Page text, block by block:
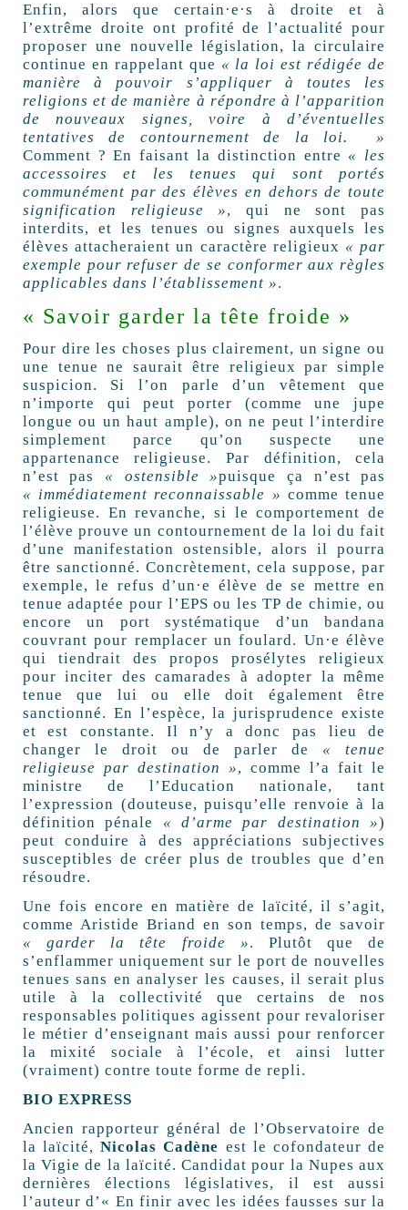
Enfin, alors que certain·e·s à droite et à
l’extrême droite ont profité de l’actualité pour
proposer une nouvelle législation, la circulaire
continue en rappelant que « la loi est rédigée de
manière à pouvoir s’appliquer à toutes les
religions et de manière à répondre à l’apparition
de nouveaux signes, voire à d’éventuelles
tentatives de contournement de la loi. »
Comment ? En faisant la distinction entre « les
accessoires et les tenues qui sont portés
communément par des élèves en dehors de toute
signification religieuse », qui ne sont pas
interdits, et les tenues ou signes auxquels les
élèves attacheraient un caractère religieux « par
exemple pour refuser de se conformer aux règles
applicables dans l’établissement ».
« Savoir garder la tête froide »
Pour dire les choses plus clairement, un signe ou
une tenue ne saurait être religieux par simple
suspicion. Si l’on parle d’un vêtement que
n’importe qui peut porter (comme une jupe
longue ou un haut ample), on ne peut l’interdire
simplement parce qu’on suspecte une
appartenance religieuse. Par définition, cela
n’est pas « ostensible »puisque ça n’est pas
« immédiatement reconnaissable » comme tenue
religieuse. En revanche, si le comportement de
l’élève prouve un contournement de la loi du fait
d’une manifestation ostensible, alors il pourra
être sanctionné. Concrètement, cela suppose, par
exemple, le refus d’un·e élève de se mettre en
tenue adaptée pour l’EPS ou les TP de chimie, ou
encore un port systématique d’un bandana
couvrant pour remplacer un foulard. Un·e élève
qui tiendrait des propos prosélytes religieux
pour inciter des camarades à adopter la même
tenue que lui ou elle doit également être
sanctionné. En l’espèce, la jurisprudence existe
et est constante. Il n’y a donc pas lieu de
changer le droit ou de parler de « tenue
religieuse par destination », comme l’a fait le
ministre de l’Education nationale, tant
l’expression (douteuse, puisqu’elle renvoie à la
définition pénale « d’arme par destination »)
peut conduire à des appréciations subjectives
susceptibles de créer plus de troubles que d’en
résoudre.
Une fois encore en matière de laïcité, il s’agit,
comme Aristide Briand en son temps, de savoir
« garder la tête froide ». Plutôt que de
s’enflammer uniquement sur le port de nouvelles
tenues sans en analyser les causes, il serait plus
utile à la collectivité que certains de nos
responsables politiques agissent pour revaloriser
le métier d’enseignant mais aussi pour renforcer
la mixité sociale à l’école, et ainsi lutter
(vraiment) contre toute forme de repli.
BIO EXPRESS
Ancien rapporteur général de l’Observatoire de
la laïcité,Nicolas Cadène est le cofondateur de
la Vigie de la laïcité. Candidat pour la Nupes aux
dernières élections législatives, il est aussi
l’auteur d’« En finir avec les idées fausses sur la